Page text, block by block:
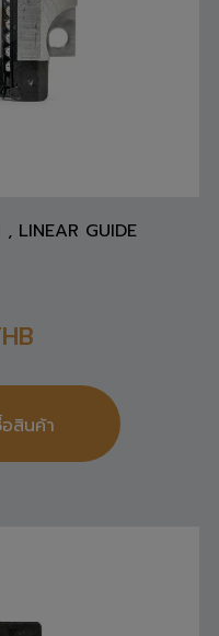
LINEAR GUIDE
สินค้า